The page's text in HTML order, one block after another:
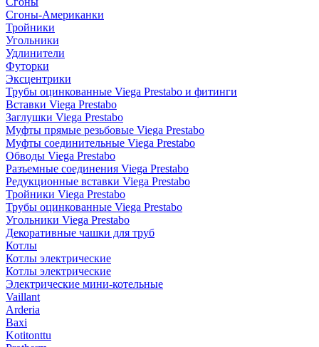
Сгоны-Американки
Тройники
Угольники
Удлинители
Футорки
Эксцентрики
Трубы оцинкованные Viega Prestabo и фитинги
Вставки Viega Prestabo
Заглушки Viega Prestabo
Муфты прямые резьбовые Viega Prestabo
Муфты соединительные Viega Prestabo
Обводы Viega Prestabo
Разъемные соединения Viega Prestabo
Редукционные вставки Viega Prestabo
Тройники Viega Prestabo
Трубы оцинкованные Viega Prestabo
Угольники Viega Prestabo
Декоративные чашки для труб
Котлы
Котлы электрические
Котлы электрические
Электрические мини-котельные
Vaillant
Arderia
Baxi
Kotitonttu